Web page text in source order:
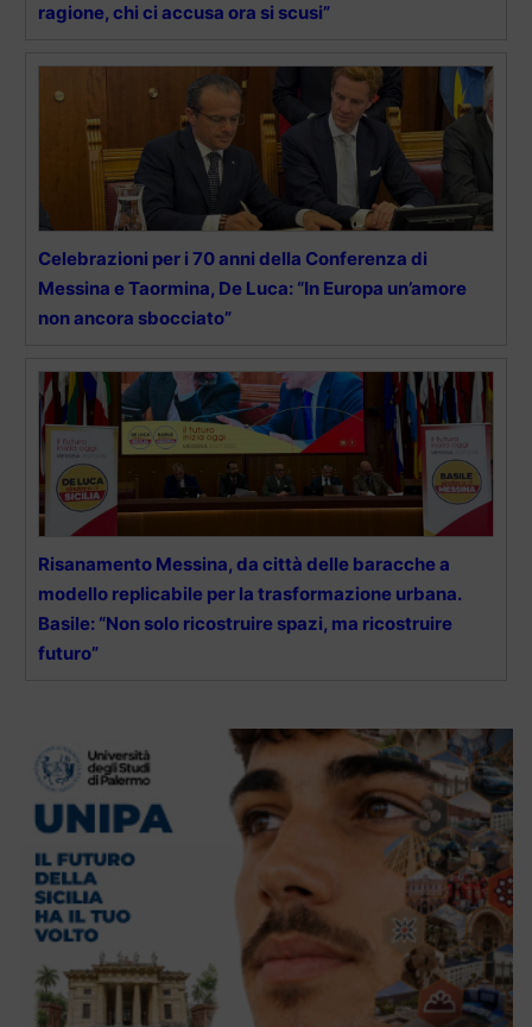
ragione, chi ci accusa ora si scusi”
Celebrazioni per i 70 anni della Conferenza di
Messina e Taormina, De Luca: “In Europa un’amore
non ancora sbocciato”
Risanamento Messina, da città delle baracche a
modello replicabile per la trasformazione urbana.
Basile: “Non solo ricostruire spazi, ma ricostruire
futuro”